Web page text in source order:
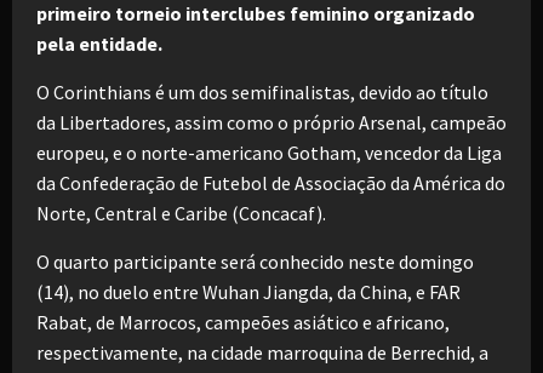
primeiro torneio interclubes feminino organizado
pela entidade.
O Corinthians é um dos semifinalistas, devido ao título
da Libertadores, assim como o próprio Arsenal, campeão
europeu, e o norte-americano Gotham, vencedor da Liga
da Confederação de Futebol de Associação da América do
Norte, Central e Caribe (Concacaf).
O quarto participante será conhecido neste domingo
(14), no duelo entre Wuhan Jiangda, da China, e FAR
Rabat, de Marrocos, campeões asiático e africano,
respectivamente, na cidade marroquina de Berrechid, a